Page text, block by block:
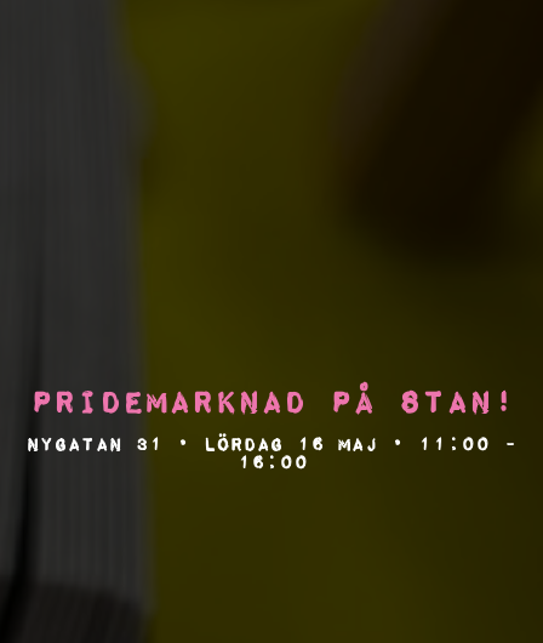
Pridemarknad på stan!
Nygatan 31 • Lördag 16 maj • 11:00 -
16:00